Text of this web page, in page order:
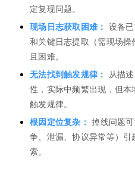
定复现问题。
现场日志获取困难： 设备
和关键日志提取（需现场
且困难。
无法找到触发规律：
从描
性，实际中频繁出现，但
触发规律。
根因定位复杂： 掉线问题
争、泄漏、协议异常等）
索。